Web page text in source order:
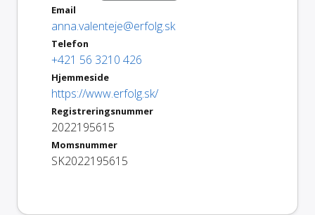
Email
anna.valenteje@erfolg.sk
Telefon
+421 56 3210 426
Hjemmeside
https://www.erfolg.sk/
Registreringsnummer
2022195615
Momsnummer
SK2022195615